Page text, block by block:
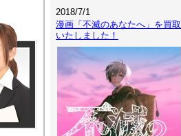
2018/7/1
漫画「不滅のあなたへ」を買取
いたしました！